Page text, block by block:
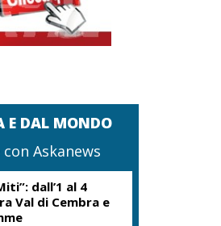
E DAL MONDO
Askanews
dall’1 al 4
Val di Cembra e